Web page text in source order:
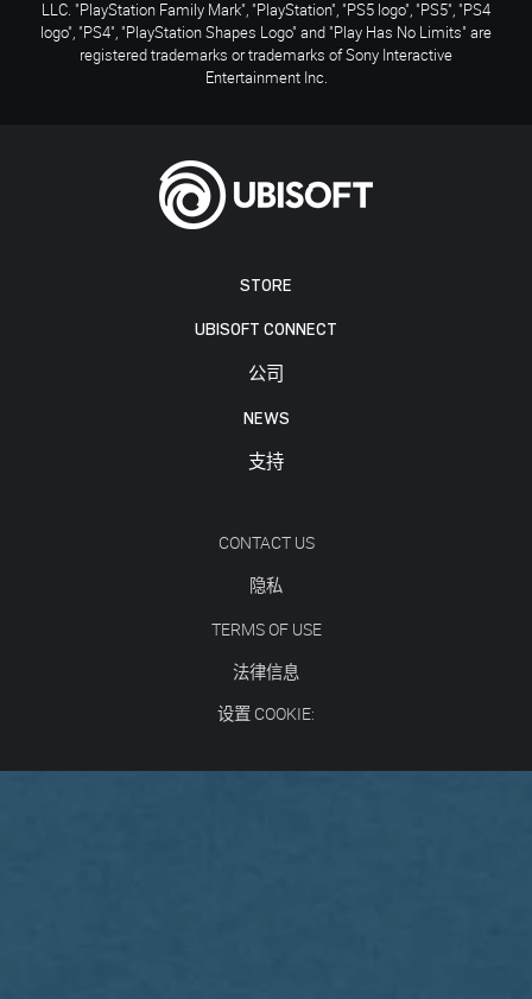
STORE
UBISOFT CONNECT
公司
NEWS
支持
CONTACT US
隐私
TERMS OF USE
法律信息
设置 COOKIE:
LLC. "PlayStation Family Mark", "PlayStation", "PS5 logo", "PS5", "PS4
logo", "PS4", "PlayStation Shapes Logo" and "Play Has No Limits" are
registered trademarks or trademarks of Sony Interactive
Entertainment Inc.